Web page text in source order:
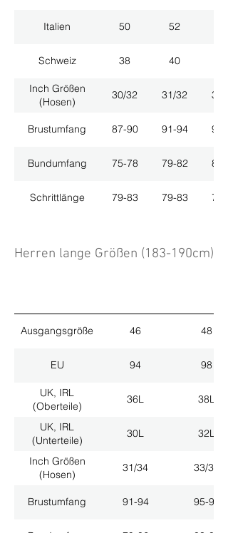
Italien 50 52
Schweiz 38 40
Inch Größen
(Hosen)
30/32 31/32 33/
Brustumfang 87-90 91-94 95-
Bundumfang 75-78 79-82 83-
Schrittlänge 79-83 79-83 79-
Herren lange Größen (183-190cm)
Ausgangsgröße 46 48
EU 94 98
UK, IRL
(Oberteile)
36L 38L
UK, IRL
(Unterteile)
30L 32L
Inch Größen
(Hosen)
31/34 33/34
Brustumfang 91-94 95-98